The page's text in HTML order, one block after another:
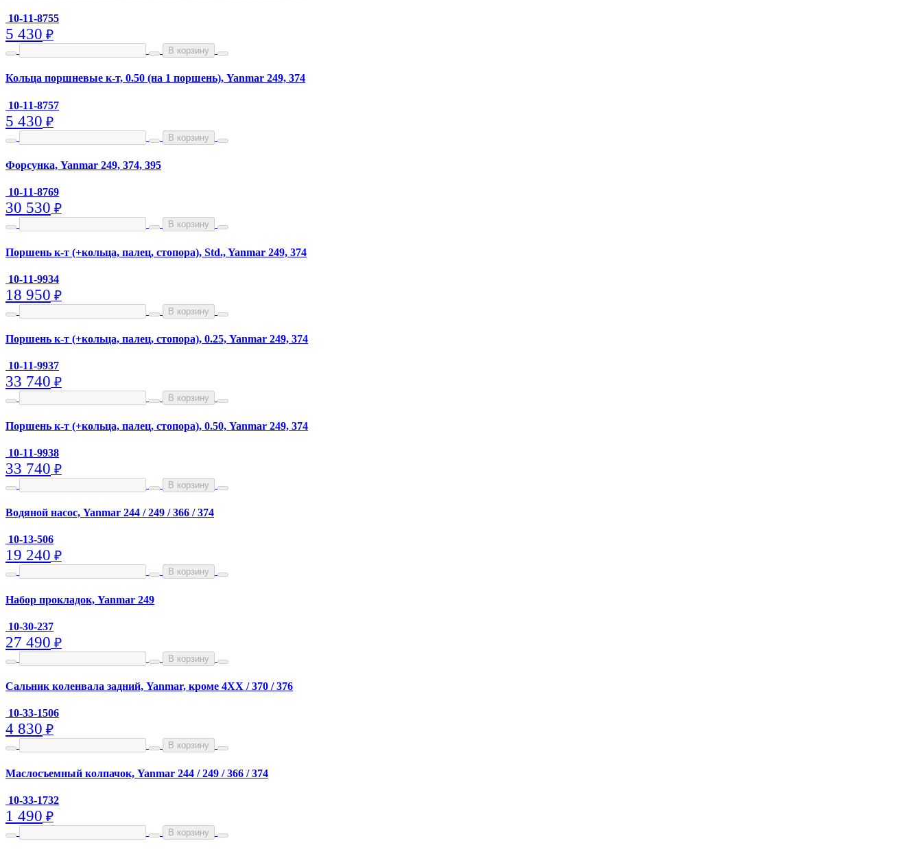
10-11-8755
5 430 ₽
В корзину
Кольца поршневые к-т, 0.50 (на 1 поршень), Yanmar 249, 374
10-11-8757
5 430 ₽
В корзину
Форсунка, Yanmar 249, 374, 395
10-11-8769
30 530 ₽
В корзину
Поршень к-т (+кольца, палец, стопора), Std., Yanmar 249, 374
10-11-9934
18 950 ₽
В корзину
Поршень к-т (+кольца, палец, стопора), 0.25, Yanmar 249, 374
10-11-9937
33 740 ₽
В корзину
Поршень к-т (+кольца, палец, стопора), 0.50, Yanmar 249, 374
10-11-9938
33 740 ₽
В корзину
Водяной насос, Yanmar 244 / 249 / 366 / 374
10-13-506
19 240 ₽
В корзину
Набор прокладок, Yanmar 249
10-30-237
27 490 ₽
В корзину
Сальник коленвала задний, Yanmar, кроме 4XX / 370 / 376
10-33-1506
4 830 ₽
В корзину
Маслосъемный колпачок, Yanmar 244 / 249 / 366 / 374
10-33-1732
1 490 ₽
В корзину